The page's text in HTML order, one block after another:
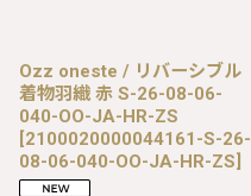
Ozz oneste / リバーシブル
着物羽織 赤 S-26-08-06-
040-OO-JA-HR-ZS
[2100020000044161-S-26-
08-06-040-OO-JA-HR-ZS]